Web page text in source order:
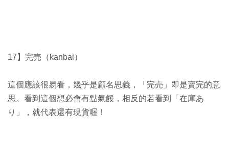
17】完売（kanbai）
這個應該很易看，幾乎是顧名思義，「完売」即是賣完的意
思。看到這個想必會有點氣餒，相反的若看到「在庫あ
り」，就代表還有現貨喔！